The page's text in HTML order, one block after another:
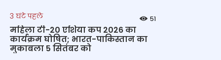
3 घंटे पहले 51
महिला टी-20 एशिया कप 2026 का
कार्यक्रम घोषित; भारत-पाकिस्तान का
मुकाबला 5 सितंबर को